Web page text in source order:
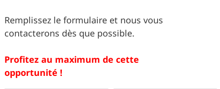
« L’étanchéité ne peut pas échouer,
pourquoi nous misons sur des systèmes qui
la mise en œuvre et garantissent des
» Gemma Mogas, Associée et General
d’Eagle Waterproofing Ibérica, explique
Ultraflex s’est imposé comme le système
d’Eagle Group et le moteur
Remplissez le formulaire et nous vous
contacterons dès que possible.
Profitez au maximum de cette
opportunité !